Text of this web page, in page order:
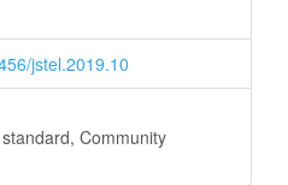
jstel.2019.10
Community